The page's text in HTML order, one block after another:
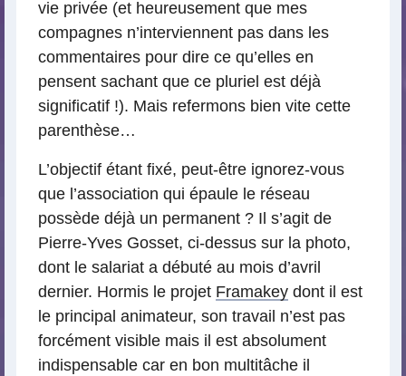
vie privée (et heureusement que mes
compagnes n’interviennent pas dans les
commentaires pour dire ce qu’elles en
pensent sachant que ce pluriel est déjà
significatif !). Mais refermons bien vite cette
parenthèse…
L’objectif étant fixé, peut-être ignorez-vous
que l’association qui épaule le réseau
possède déjà un permanent ? Il s’agit de
Pierre-Yves Gosset, ci-dessus sur la photo,
dont le salariat a débuté au mois d’avril
dernier. Hormis le projet Framakey dont il est
le principal animateur, son travail n’est pas
forcément visible mais il est absolument
indispensable car en bon multitâche il